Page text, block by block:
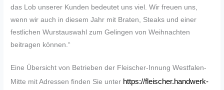
das Lob unserer Kunden bedeutet uns viel. Wir freuen uns,
wenn wir auch in diesem Jahr mit Braten, Steaks und einer
festlichen Wurstauswahl zum Gelingen von Weihnachten
beitragen können.“
Eine Übersicht von Betrieben der Fleischer-Innung Westfalen-
Mitte mit Adressen finden Sie unter https://fleischer.handwerk-